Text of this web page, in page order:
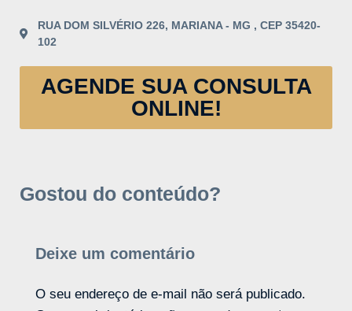
RUA DOM SILVÉRIO 226, MARIANA - MG , CEP 35420-
102
AGENDE SUA CONSULTA
ONLINE!
Gostou do conteúdo?
Deixe um comentário
O seu endereço de e-mail não será publicado.